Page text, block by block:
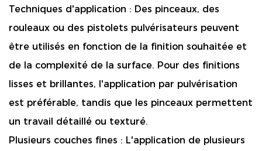
Techniques d'application : Des pinceaux, des
rouleaux ou des pistolets pulvérisateurs peuvent
être utilisés en fonction de la finition souhaitée et
de la complexité de la surface. Pour des finitions
lisses et brillantes, l'application par pulvérisation
est préférable, tandis que les pinceaux permettent
un travail détaillé ou texturé.
Plusieurs couches fines : L'application de plusieurs